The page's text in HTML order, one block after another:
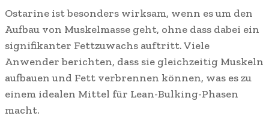
Ostarine ist besonders wirksam, wenn es um den
Aufbau von Muskelmasse geht, ohne dass dabei ein
signifikanter Fettzuwachs auftritt. Viele
Anwender berichten, dass sie gleichzeitig Muskeln
aufbauen und Fett verbrennen können, was es zu
einem idealen Mittel für Lean-Bulking-Phasen
macht.